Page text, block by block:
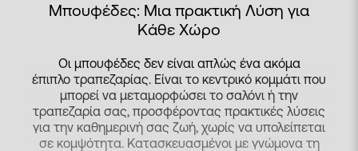
Μπουφέδες: Μια πρακτική Λύση για
Κάθε Χώρο
Οι μπουφέδες δεν είναι απλώς ένα ακόμα
έπιπλο τραπεζαρίας. Είναι το κεντρικό κομμάτι που
μπορεί να μεταμορφώσει το σαλόνι ή την
τραπεζαρία σας, προσφέροντας πρακτικές λύσεις
για την καθημερινή σας ζωή, χωρίς να υπολείπεται
σε κομψότητα. Κατασκευασμένοι με γνώμονα τη